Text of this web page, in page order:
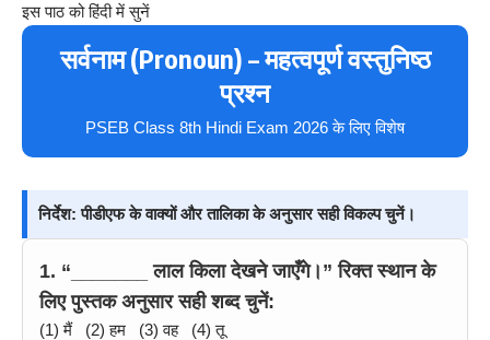
इस पाठ को हिंदी में सुनें
सर्वनाम (Pronoun) – महत्वपूर्ण वस्तुनिष्ठ
प्रश्न
PSEB Class 8th Hindi Exam 2026 के लिए विशेष
निर्देश: पीडीएफ के वाक्यों और तालिका के अनुसार सही विकल्प चुनें।
1. “_______ लाल किला देखने जाएँगे।” रिक्त स्थान के
लिए पुस्तक अनुसार सही शब्द चुनें:
(1) मैं (2) हम (3) वह (4) तू